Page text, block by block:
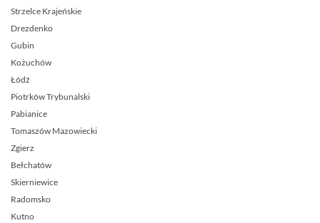
Strzelce Krajeńskie
Drezdenko
Gubin
Kożuchów
Łódź
Piotrków Trybunalski
Pabianice
Tomaszów Mazowiecki
Zgierz
Bełchatów
Skierniewice
Radomsko
Kutno